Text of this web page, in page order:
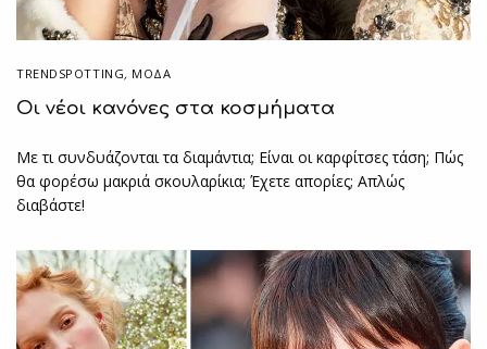
TRENDSPOTTING, ΜΟΔΑ
Οι νέοι κανόνες στα κοσμήματα
Με τι συνδυάζονται τα διαμάντια; Είναι οι καρφίτσες τάση; Πώς
θα φορέσω μακριά σκουλαρίκια; Έχετε απορίες; Απλώς
διαβάστε!